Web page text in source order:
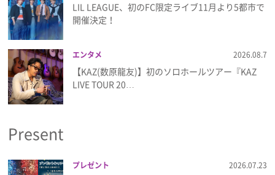
LIL LEAGUE、初のFC限定ライブ11月より5都市で
開催決定！
エンタメ 2026.08.7
【KAZ(数原龍友)】初のソロホールツアー『KAZ
LIVE TOUR 20…
Present
プレゼント 2026.07.23